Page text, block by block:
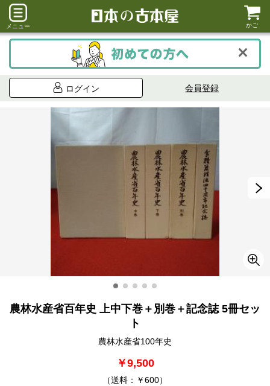
メニュー かご
ログイン 会員登録
農林水産省百年史 上中下巻＋別巻＋記念誌 5冊セッ
ト
農林水産省100年史
￥9,500
（送料：￥600）